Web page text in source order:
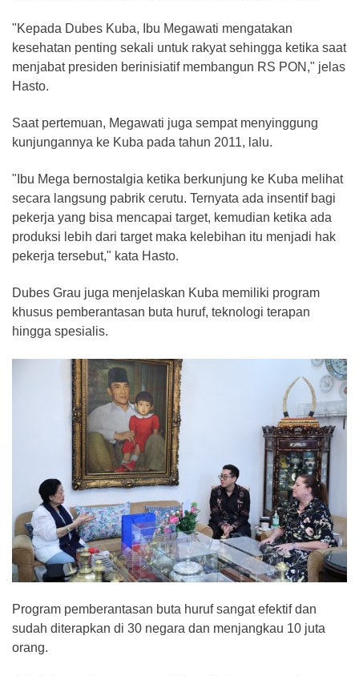
"Kepada Dubes Kuba, Ibu Megawati mengatakan
kesehatan penting sekali untuk rakyat sehingga ketika saat
menjabat presiden berinisiatif membangun RS PON," jelas
Hasto.
Saat pertemuan, Megawati juga sempat menyinggung
kunjungannya ke Kuba pada tahun 2011, lalu.
"Ibu Mega bernostalgia ketika berkunjung ke Kuba melihat
secara langsung pabrik cerutu. Ternyata ada insentif bagi
pekerja yang bisa mencapai target, kemudian ketika ada
produksi lebih dari target maka kelebihan itu menjadi hak
pekerja tersebut," kata Hasto.
Dubes Grau juga menjelaskan Kuba memiliki program
khusus pemberantasan buta huruf, teknologi terapan
hingga spesialis.
Program pemberantasan buta huruf sangat efektif dan
sudah diterapkan di 30 negara dan menjangkau 10 juta
orang.